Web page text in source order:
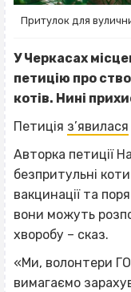
Притулок для
У Черкасах
петицію про
котів. Нині
Петиція з’явилася
Авторка петиції
безпритульні
вакцинації та
вони можуть
хворобу – сказ.
«Ми, волонтери
вимагаємо